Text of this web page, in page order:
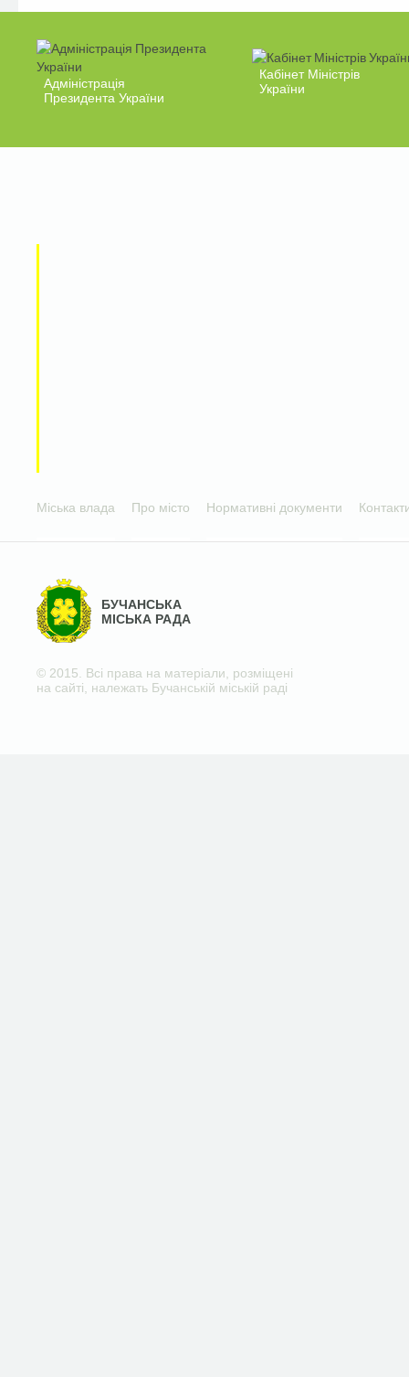
Адміністрація
Президента України
Кабінет Міністрів
України
Міська влада Про місто Нормативні документи
БУЧАНСЬКА
МІСЬКА РАДА
© 2015. Всі права на матеріали, розміщені
на сайті, належать Бучанській міській раді